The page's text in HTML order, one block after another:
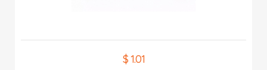
$ 1.01